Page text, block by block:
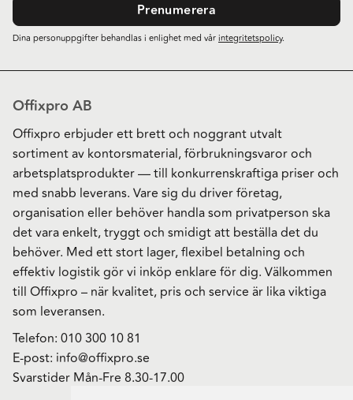
Prenumerera
Dina personuppgifter behandlas i enlighet med vårintegritetspolicy.
Offixpro AB
Offixpro erbjuder ett brett och noggrant utvalt
sortiment av kontorsmaterial, förbrukningsvaror och
arbetsplatsprodukter — till konkurrenskraftiga priser och
med snabb leverans. Vare sig du driver företag,
organisation eller behöver handla som privatperson ska
det vara enkelt, tryggt och smidigt att beställa det du
behöver. Med ett stort lager, flexibel betalning och
effektiv logistik gör vi inköp enklare för dig. Välkommen
till Offixpro – när kvalitet, pris och service är lika viktiga
som leveransen.
Telefon: 010 300 10 81
E-post: info@offixpro.se
Svarstider Mån-Fre 8.30-17.00